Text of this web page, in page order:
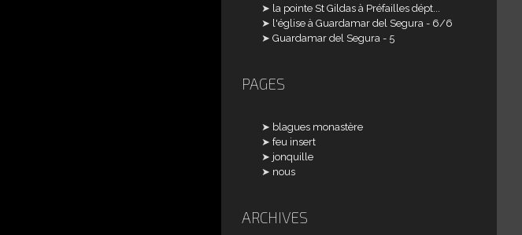
la pointe St Gildas à Préfailles dépt...
l'église à Guardamar del Segura - 6/6
Guardamar del Segura - 5
PAGES
blagues monastère
feu insert
jonquille
nous
ARCHIVES